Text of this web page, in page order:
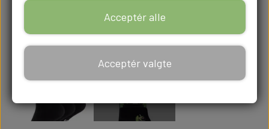
Acceptér alle
Acceptér valgte